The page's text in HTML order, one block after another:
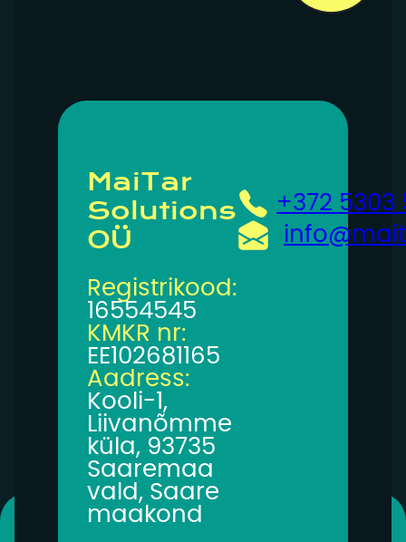
MaiTar
Solutions
OÜ
Registrikood:
16554545
KMKR nr:
EE102681165
Aadress:
Kooli-1,
Liivanõmme
küla, 93735
Saaremaa
vald, Saare
maakond
+372 5303